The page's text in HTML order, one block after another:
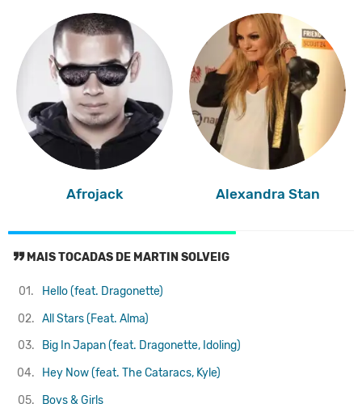
Afrojack Alexandra Stan
MAIS TOCADAS DE MARTIN SOLVEIG
01.
Hello (feat. Dragonette)
02. All Stars (Feat. Alma)
03.
Big In Japan (feat. Dragonette, Idoling)
04.
Hey Now (feat. The Cataracs, Kyle)
05.
Boys & Girls